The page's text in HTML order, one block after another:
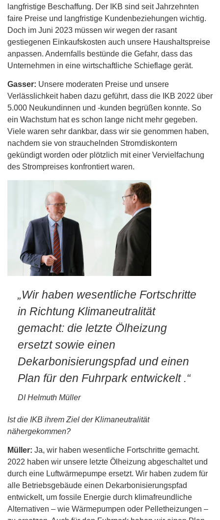
langfristige Beschaffung. Der IKB sind seit Jahrzehnten
faire Preise und langfristige Kundenbeziehungen wichtig.
Doch im Juni 2023 müssen wir wegen der rasant
gestiegenen Einkaufskosten auch unsere Haushaltspreise
anpassen. Andernfalls bestünde die Gefahr, dass das
Unternehmen in eine wirtschaftliche Schieflage gerät.
Gasser: Unsere moderaten Preise und unsere
Verlässlichkeit haben dazu geführt, dass die IKB 2022 über
5.000 Neukundinnen und -kunden begrüßen konnte. So
ein Wachstum hat es schon lange nicht mehr gegeben.
Viele waren sehr dankbar, dass wir sie genommen haben,
nachdem sie von strauchelnden Stromdiskontern
gekündigt worden oder plötzlich mit einer Vervielfachung
des Strompreises konfrontiert waren.
„Wir haben wesentliche Fortschritte
in Richtung Klimaneutralität
gemacht: die letzte Ölheizung
ersetzt sowie einen
Dekarbonisierungspfad und einen
Plan für den Fuhrpark entwickelt .“
DI Helmuth Müller
Ist die IKB ihrem Ziel der Klimaneutralität
nähergekommen?
Müller: Ja, wir haben wesentliche Fortschritte gemacht.
2022 haben wir unsere letzte Ölheizung abgeschaltet und
durch eine Luftwärmepumpe ersetzt. Wir haben zudem für
alle Betriebsgebäude einen Dekarbonisierungspfad
entwickelt, um fossile Energie durch klimafreundliche
Alternativen – wie Wärmepumpen oder Pelletheizungen –